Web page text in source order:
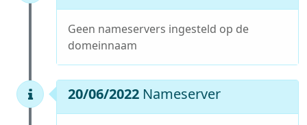
Geen nameservers ingesteld op de
domeinnaam
20/06/2022 Nameserver